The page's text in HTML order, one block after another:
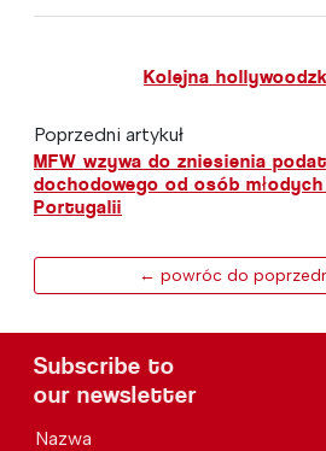
Kolejna
Poprzedni artykuł
MFW wzywa do zniesienia
dochodowego od osób
Portugalii
← powróc do
Subscribe to
our newsletter
Nazwa